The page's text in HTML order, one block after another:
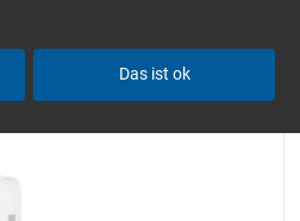
Das ist ok